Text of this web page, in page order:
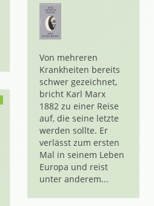
Von mehreren
Krankheiten bereits
schwer gezeichnet,
bricht Karl Marx
1882 zu einer Reise
auf, die seine letzte
werden sollte. Er
verlässt zum ersten
Mal in seinem Leben
Europa und reist
unter anderem...